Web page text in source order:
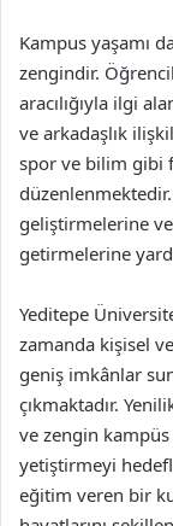
Kampus yaşamı
zengindir.
aracılığıyla ilgi
ve arkadaşlık
spor ve bilim gibi
geliştirmelerine
getirmelerine
Yeditepe
zamanda kişisel
geniş imkânlar
çıkmaktadır.
ve zengin
yetiştirmeyi
eğitim veren bir